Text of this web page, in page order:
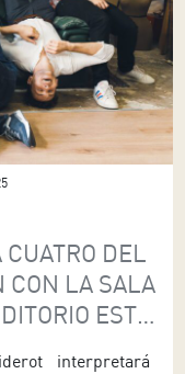
CUATRO DEL
CON LA SALA
ESTE
interpretará